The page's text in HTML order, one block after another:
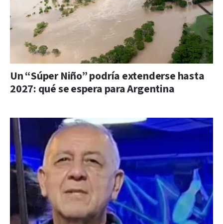
Un “Súper Niño” podría extenderse hasta
2027: qué se espera para Argentina